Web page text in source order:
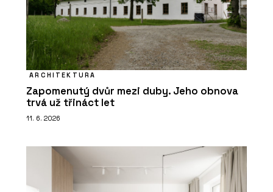
ARCHITEKTURA
Zapomenutý dvůr mezi duby. Jeho obnova
trvá už třináct let
11. 6. 2026